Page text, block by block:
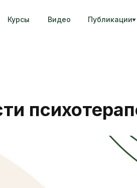
Курсы Видео Публикации